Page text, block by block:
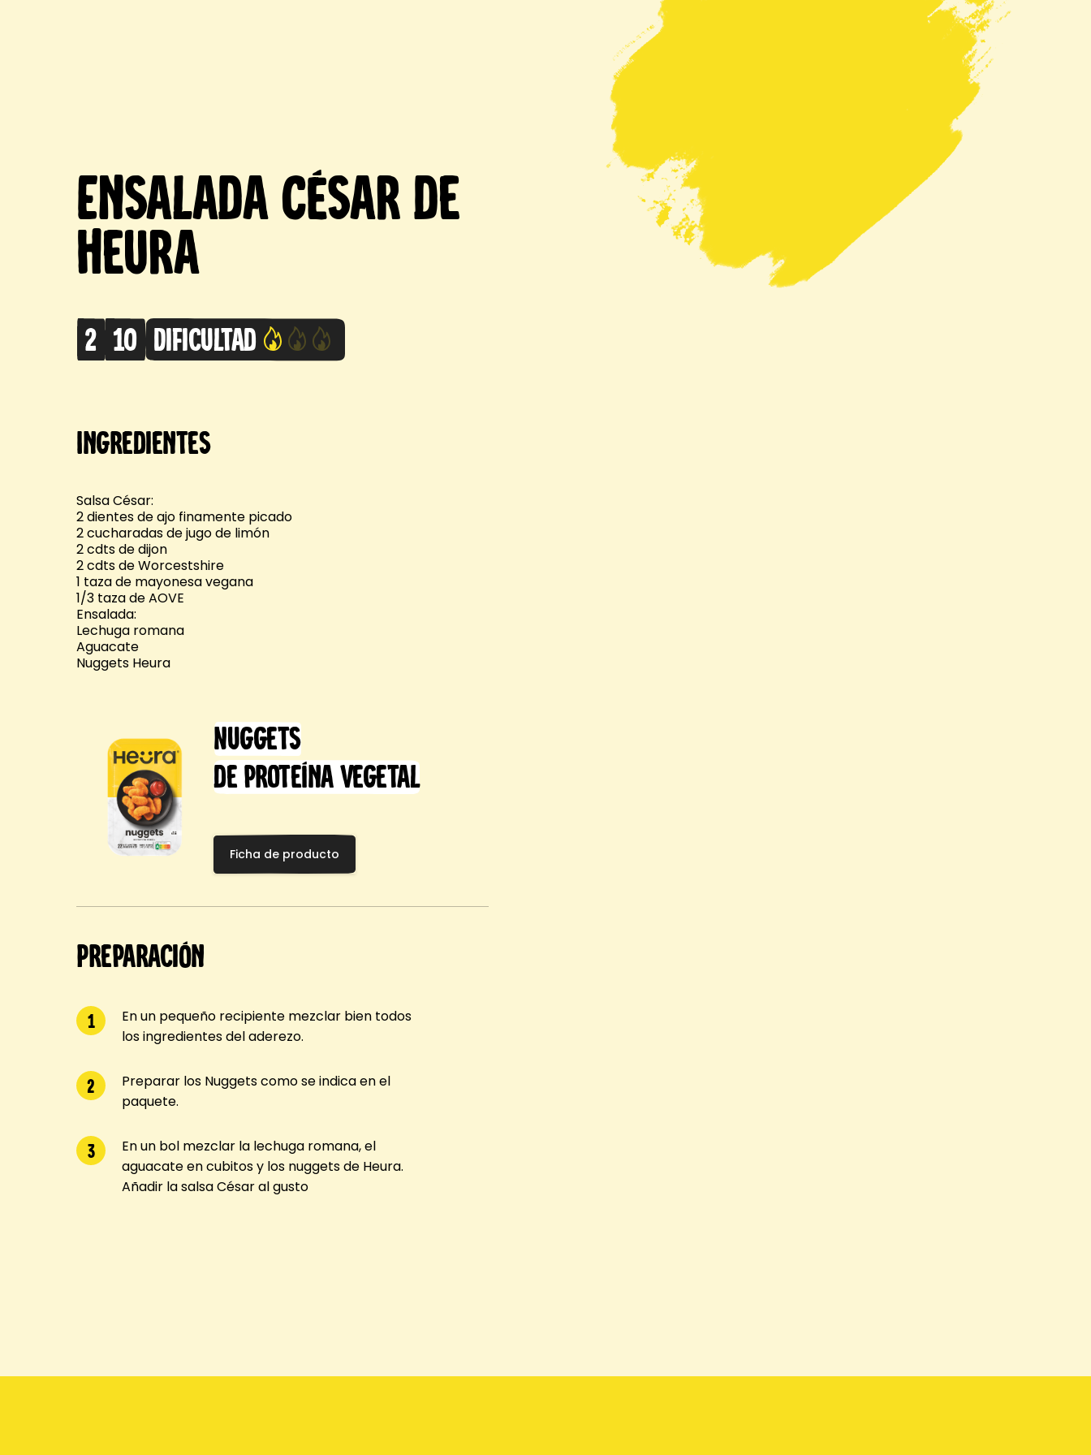
Ensalada César de
Heura
2 10 Dificultad
Ingredientes
Salsa César:
2 dientes de ajo finamente picado
2 cucharadas de jugo de limón
2 cdts de dijon
2 cdts de Worcestshire
1 taza de mayonesa vegana
1/3 taza de AOVE
Ensalada:
Lechuga romana
Aguacate
Nuggets Heura
Nuggets
de proteína vegetal
Ficha de producto
Preparación
1
En un pequeño recipiente mezclar bien todos
los ingredientes del aderezo.
2
Preparar los Nuggets como se indica en el
paquete.
3
En un bol mezclar la lechuga romana, el
aguacate en cubitos y los nuggets de Heura.
Añadir la salsa César al gusto